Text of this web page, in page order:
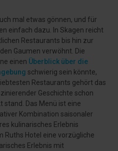
mal etwas gönnen, und für
einfach dazu. In Skagen reicht
Restaurants bis hin zur
Gaumen verwöhnt. Die
einen Überblick über die
schwierig sein könnte,
Restaurants gehört das
Geschichte schon
stand. Das Menü ist eine
Kombination saisonaler
kulinarisches Erlebnis
Ruths Hotel eine vorzügliche
Erlebnis mit